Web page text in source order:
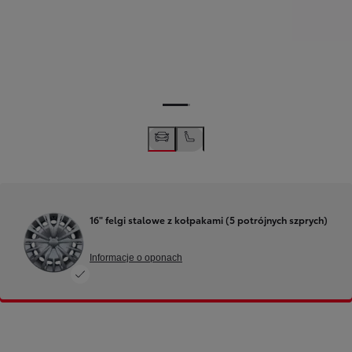
16" felgi stalowe z kołpakami (5 potrójnych szprych)
Informacje o oponach